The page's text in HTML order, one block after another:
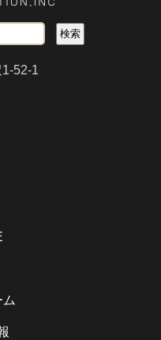
52-1
ム